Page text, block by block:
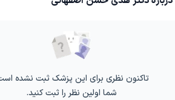
تاکنون نظری برای این پزشک ثبت نشده
شما اولین نظر را ثبت کنید.